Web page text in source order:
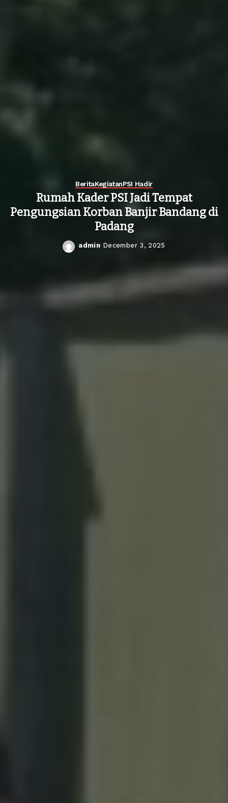
BeritaKegiatanPSI Hadir
Rumah Kader PSI Jadi Tempat
Pengungsian Korban Banjir Bandang di
Padang
Posted
admin December 3, 2025